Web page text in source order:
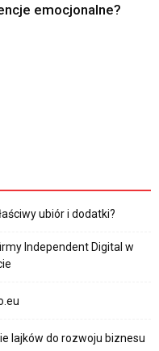
emocjonalne?
ubiór i dodatki?
Independent Digital w
lajków do rozwoju biznesu